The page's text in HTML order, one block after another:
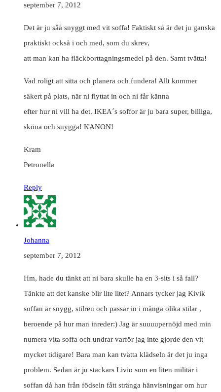
september 7, 2012
Det är ju såå snyggt med vit soffa! Faktiskt så är det ju ganska
praktiskt också i och med, som du skrev,
att man kan ha fläckborttagningsmedel på den. Samt tvätta!
Vad roligt att sitta och planera och fundera! Allt kommer
säkert på plats, när ni flyttat in och ni får känna
efter hur ni vill ha det. IKEA´s soffor är ju bara super, billiga,
sköna och snygga! KANON!
Kram
Petronella
Reply
Johanna
september 7, 2012
Hm, hade du tänkt att ni bara skulle ha en 3-sits i så fall?
Tänkte att det kanske blir lite litet? Annars tycker jag Kivik
soffan är snygg, stilren och passar in i många olika stilar ,
beroende på hur man inreder:) Jag är suuuupernöjd med min
numera vita soffa och undrar varför jag inte gjorde den vit
mycket tidigare! Bara man kan tvätta klädseln är det ju inga
problem. Sedan är ju stackars Livio som en liten militär i
soffan då han från födseln fått stränga hänvisningar om hur